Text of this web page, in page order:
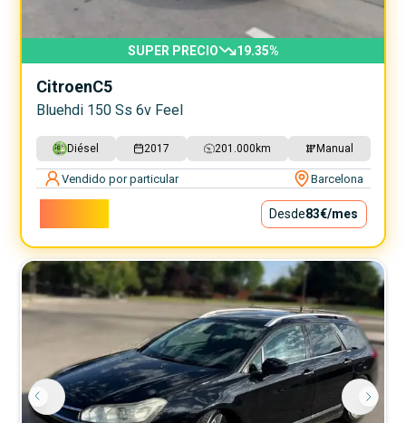
SUPER PRECIO 19.35%
CitroenC5
Bluehdi 150 Ss 6v Feel
Diésel 2017 201.000 km Manual
Vendido por particular Barcelona
Desde83€/mes